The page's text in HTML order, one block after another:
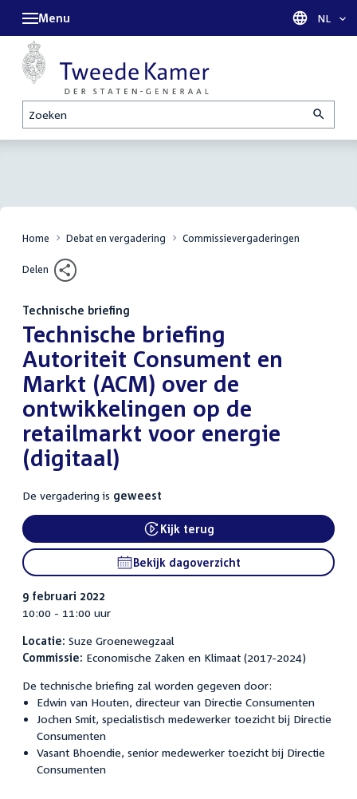
Zoeken
Menu Taal
NL
Home Debat en vergadering Commissievergaderingen
Delen
Technische briefing
:Technische briefing
Autoriteit Consument en
Markt (ACM) over de
ontwikkelingen op de
retailmarkt voor energie
(digitaal)
De vergadering is geweest
External link:
Kijk terug
Bekijk dagoverzicht
9 februari 2022
10:00 - 11:00 uur
Locatie: Suze Groenewegzaal
Commissie: Economische Zaken en Klimaat (2017-2024)
De technische briefing zal worden gegeven door:
Edwin van Houten, directeur van Directie Consumenten
Jochen Smit, specialistisch medewerker toezicht bij Directie
Consumenten
Vasant Bhoendie, senior medewerker toezicht bij Directie
Consumenten